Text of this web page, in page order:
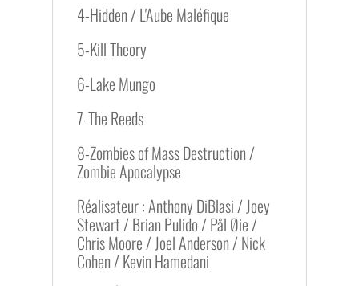
4-Hidden / L'Aube Maléfique
5-Kill Theory
6-Lake Mungo
7-The Reeds
8-Zombies of Mass Destruction /
Zombie Apocalypse
Réalisateur : Anthony DiBlasi / Joey
Stewart / Brian Pulido / Pål Øie /
Chris Moore / Joel Anderson / Nick
Cohen / Kevin Hamedani